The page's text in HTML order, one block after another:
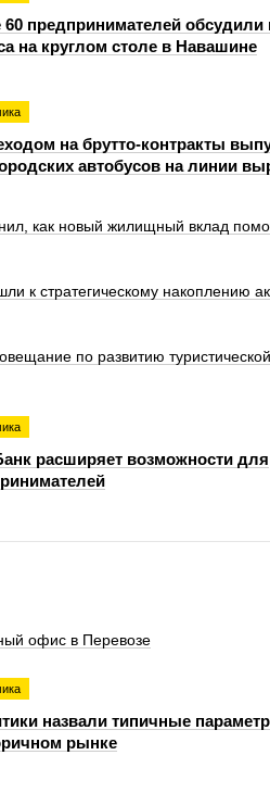
60 предпринимателей
на круглом столе в Навашине
на брутто-контракты
автобусов на линии
как новый жилищный вклад
к стратегическому накоплению
по развитию
расширяет возможности для
офис в Перевозе
назвали типичные
рынке